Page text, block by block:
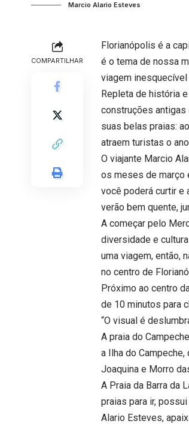
Marcio Alario Esteves
COMPARTILHAR
Florianópolis é a
é o tema de nossa
viagem
Repleta de história
construções antigas
suas belas praias:
atraem turistas o
O viajante Marcio
os meses de março
você poderá curtir e
verão bem quente,
A começar pelo
diversidade e
uma viagem, então,
no centro de
Próximo ao centro
de 10 minutos para
“O visual é
A praia do
a Ilha do
Joaquina e Morro
A Praia da Barra da
praias para ir,
Alario Esteves,